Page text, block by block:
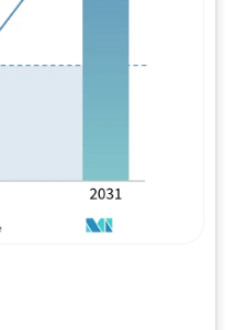
© Mordor Intelligence. El uso